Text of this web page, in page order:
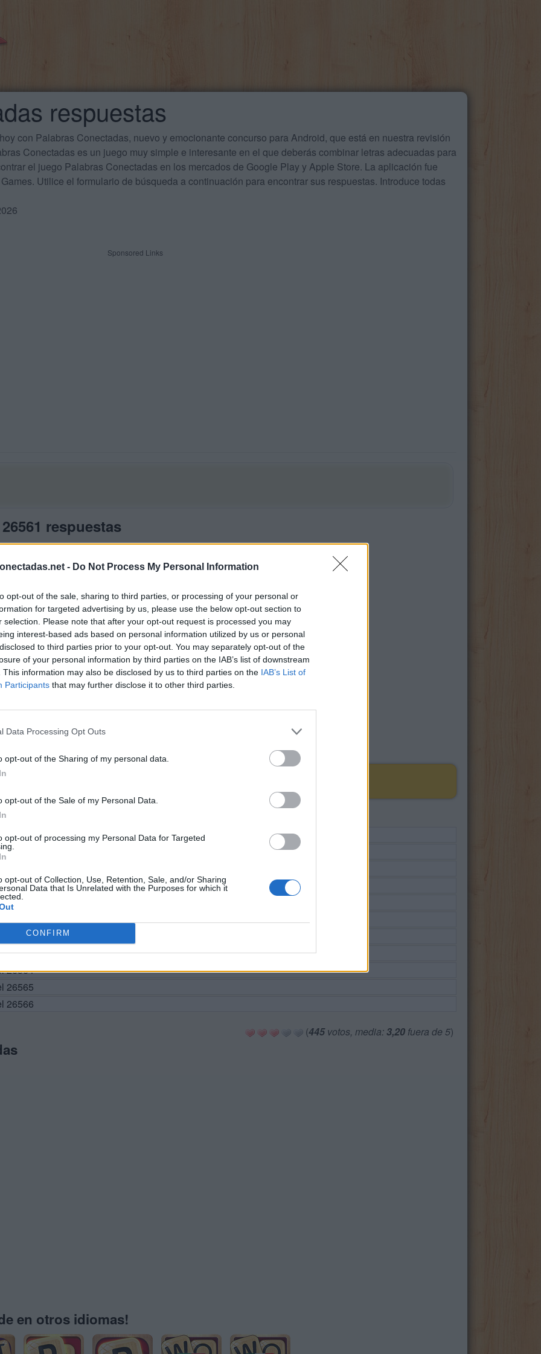
- Do Not Process My Personal Information
opt-out of the sale, sharing to third parties, or processing of your personal or
for targeted advertising by us, please use the below opt-out section to
selection. Please note that after your opt-out request is processed you may
interest-based ads based on personal information utilized by us or personal
to third parties prior to your opt-out. You may separately opt-out of the
of your personal information by third parties on the IAB’s list of downstream
This information may also be disclosed by us to third parties on the IAB’s List of
Participants that may further disclose it to other third parties.
Data Processing Opt Outs
opt-out of the Sharing of my personal data.
opt-out of the Sale of my Personal Data.
opt-out of processing my Personal Data for Targeted
opt-out of Collection, Use, Retention, Sale, and/or Sharing
Data that Is Unrelated with the Purposes for which it
CONFIRM
respuestas
con Palabras Conectadas, nuevo y emocionante concurso para Android, que está en nuestra revisión
Conectadas es un juego muy simple e interesante en el que deberás combinar letras adecuadas para
el juego Palabras Conectadas en los mercados de Google Play y Apple Store. La aplicación fue
Utilice el formulario de búsqueda a continuación para encontrar sus respuestas. Introduce todas
Sponsored Links
respuestas
26556
26559
26561
26562
26563
26564
26565
26566
(445votos, media: 3,20 fuera de 5)
en otros idiomas!